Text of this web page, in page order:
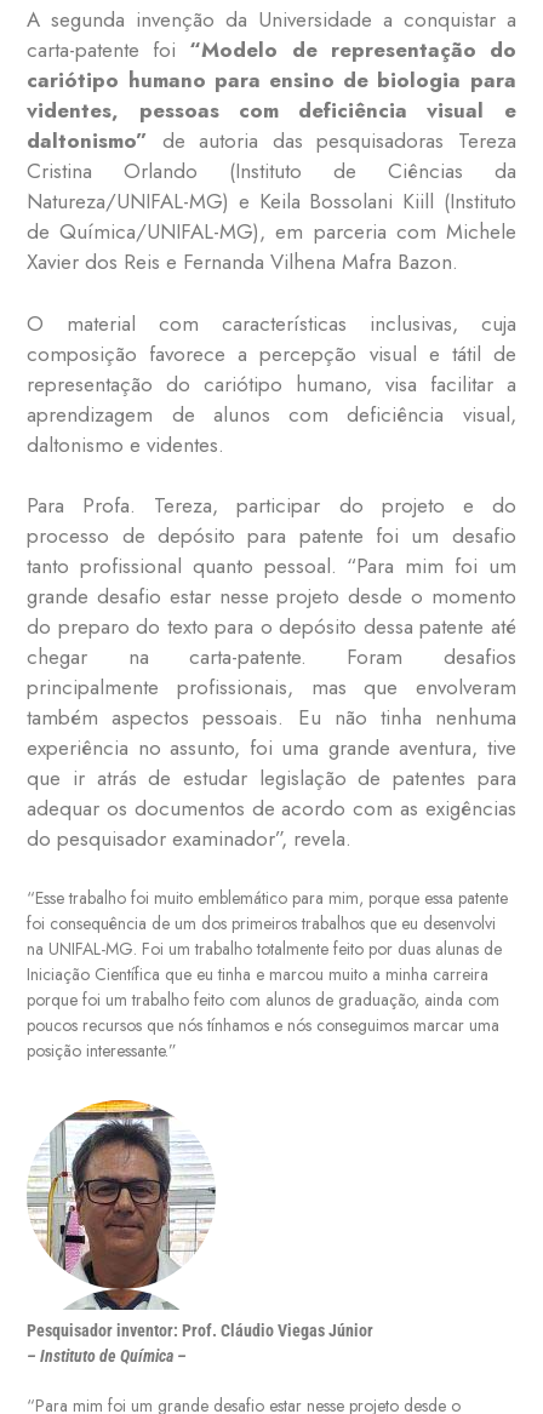
A segunda invenção da Universidade a conquistar a
carta-patente foi “Modelo de representação do
cariótipo humano para ensino de biologia para
videntes, pessoas com deficiência visual e
daltonismo” de autoria das pesquisadoras Tereza
Cristina Orlando (Instituto de Ciências da
Natureza/UNIFAL-MG) e Keila Bossolani Kiill (Instituto
de Química/UNIFAL-MG), em parceria com Michele
Xavier dos Reis e Fernanda Vilhena Mafra Bazon.
O material com características inclusivas, cuja
composição favorece a percepção visual e tátil de
representação do cariótipo humano, visa facilitar a
aprendizagem de alunos com deficiência visual,
daltonismo e videntes.
Para Profa. Tereza, participar do projeto e do
processo de depósito para patente foi um desafio
tanto profissional quanto pessoal. “Para mim foi um
grande desafio estar nesse projeto desde o momento
do preparo do texto para o depósito dessa patente até
chegar na carta-patente. Foram desafios
principalmente profissionais, mas que envolveram
também aspectos pessoais. Eu não tinha nenhuma
experiência no assunto, foi uma grande aventura, tive
que ir atrás de estudar legislação de patentes para
adequar os documentos de acordo com as exigências
do pesquisador examinador”, revela.
“Esse trabalho foi muito emblemático para mim, porque essa patente
foi consequência de um dos primeiros trabalhos que eu desenvolvi
na UNIFAL-MG. Foi um trabalho totalmente feito por duas alunas de
Iniciação Científica que eu tinha e marcou muito a minha carreira
porque foi um trabalho feito com alunos de graduação, ainda com
poucos recursos que nós tínhamos e nós conseguimos marcar uma
posição interessante.”
Pesquisador inventor: Prof. Cláudio Viegas Júnior
– Instituto de Química –
“Para mim foi um grande desafio estar nesse projeto desde o